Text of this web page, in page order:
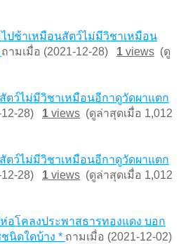
ปช้าเหมือนสัตว์ไม่มีวิชาเหมือน
ถามเมื่อ (2021-12-28) 1views(ดู
ตว์ไม่มีวิชาเหมือนอีกาดูวัดผาแตก
12-28) 1views(ดูล่าสุดเมื่อ 1,012
ตว์ไม่มีวิชาเหมือนอีกาดูวัดผาแตก
12-28) 1views(ดูล่าสุดเมื่อ 1,012
โคลงประพาสธารทองแดง บอก
นิดใดบ้าง * ถามเมื่อ (2021-12-02)